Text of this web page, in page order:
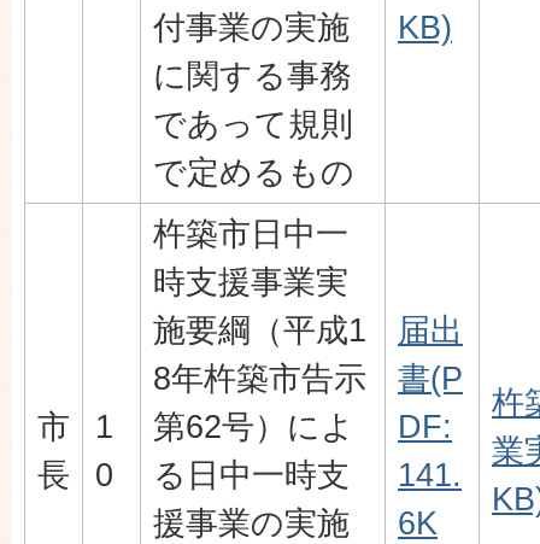
付事業の実施
に関する事務
であって規則
で定めるもの
KB)
市
長
1
0
杵築市日中一
時支援事業実
施要綱（平成1
8年杵築市告示
第62号）によ
る日中一時支
援事業の実施
届出
書(P
DF:
141.
6K
杵
業